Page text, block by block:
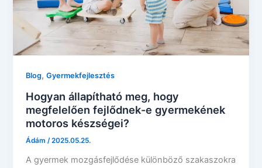
Blog,Gyermekfejlesztés
Hogyan állapítható meg, hogy
megfelelően fejlődnek-e gyermekének
motoros készségei?
Ádám/2025.05.25.
A gyermek mozgásfejlődése különböző szakaszokra